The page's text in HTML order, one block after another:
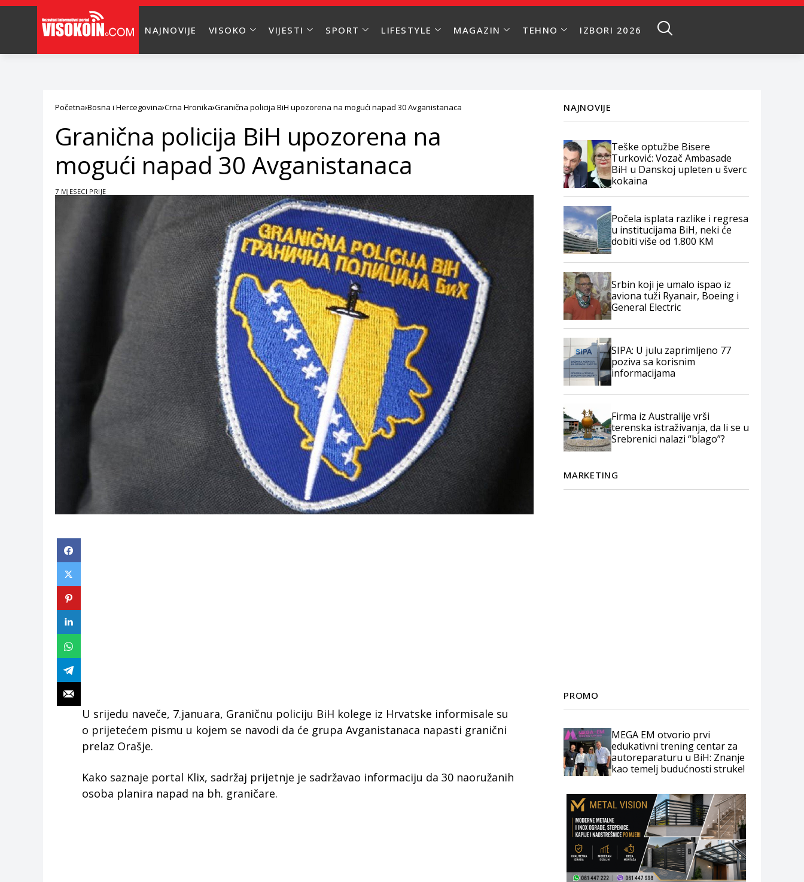
NAJNOVIJE VISOKO VIJESTI SPORT LIFESTYLE MAGAZIN TEHNO IZBORI 2026
Početna Bosna i Hercegovina Crna Hronika Granična policija BiH upozorena na mogući napad 30 Avganistanaca
Granična policija BiH upozorena na
mogući napad 30 Avganistanaca
7 MJESECI PRIJE
U srijedu naveče, 7.januara, Graničnu policiju BiH kolege iz Hrvatske informisale su
o prijetećem pismu u kojem se navodi da će grupa Avganistanaca napasti granični
prelaz Orašje.
Kako saznaje portal Klix, sadržaj prijetnje je sadržavao informaciju da 30 naoružanih
osoba planira napad na bh. graničare.
NAJNOVIJE
Teške optužbe Bisere
Turković: Vozač Ambasade
BiH u Danskoj upleten u šverc
kokaina
Počela isplata razlike i regresa
u institucijama BiH, neki će
dobiti više od 1.800 KM
Srbin koji je umalo ispao iz
aviona tuži Ryanair, Boeing i
General Electric
SIPA: U julu zaprimljeno 77
poziva sa korisnim
informacijama
Firma iz Australije vrši
terenska istraživanja, da li se u
Srebrenici nalazi “blago”?
MARKETING
PROMO
MEGA EM otvorio prvi
edukativni trening centar za
autoreparaturu u BiH: Znanje
kao temelj budućnosti struke!